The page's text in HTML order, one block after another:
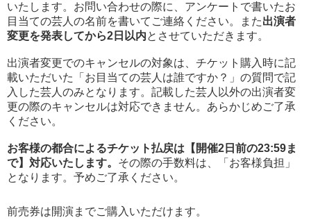
いたします。お問い合わせの際に、アンケートで書いたお
目当ての芸人の名前を書いてご連絡ください。また出演者
変更を発表してから2日以内とさせていただきます。
出演者変更でのキャンセルの対象は、チケット購入時に記
載いただいた「お目当ての芸人は誰ですか？」の質問で記
入した芸人のみとなります。記載した芸人以外の出演者変
更の際のキャンセルは対応できません。あらかじめご了承
ください。
お客様の都合によるチケット払戻は【開催2日前の23:59ま
で】対応いたします。 その際の手数料は、「お客様負担」
となります。予めご了承ください。
前売券は開演までご購入いただけます。